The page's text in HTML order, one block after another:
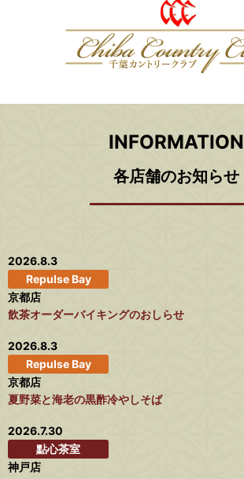
INFORMATION
各店舗のお知らせ
2026.8.3
Repulse Bay
京都店
飲茶オーダーバイキングのおしらせ
2026.8.3
Repulse Bay
京都店
夏野菜と海老の黒酢冷やしそば
2026.7.30
點心茶室
神戸店